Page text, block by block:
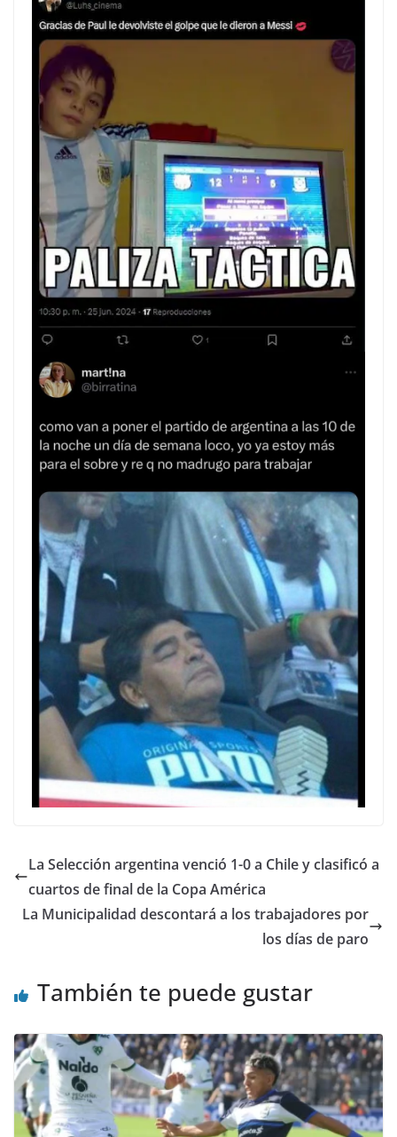
La Selección argentina venció 1-0 a Chile y clasificó a
cuartos de final de la Copa América
La Municipalidad descontará a los trabajadores por
los días de paro
También te puede gustar